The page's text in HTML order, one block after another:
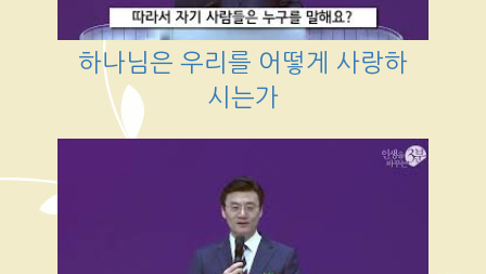
하나님은 우리를 어떻게 사랑하
시는가